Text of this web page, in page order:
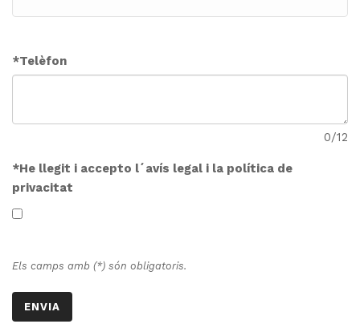
*Telèfon
0/12
*He llegit i accepto l´avís legal i la política de
privacitat
Els camps amb (*) són obligatoris.